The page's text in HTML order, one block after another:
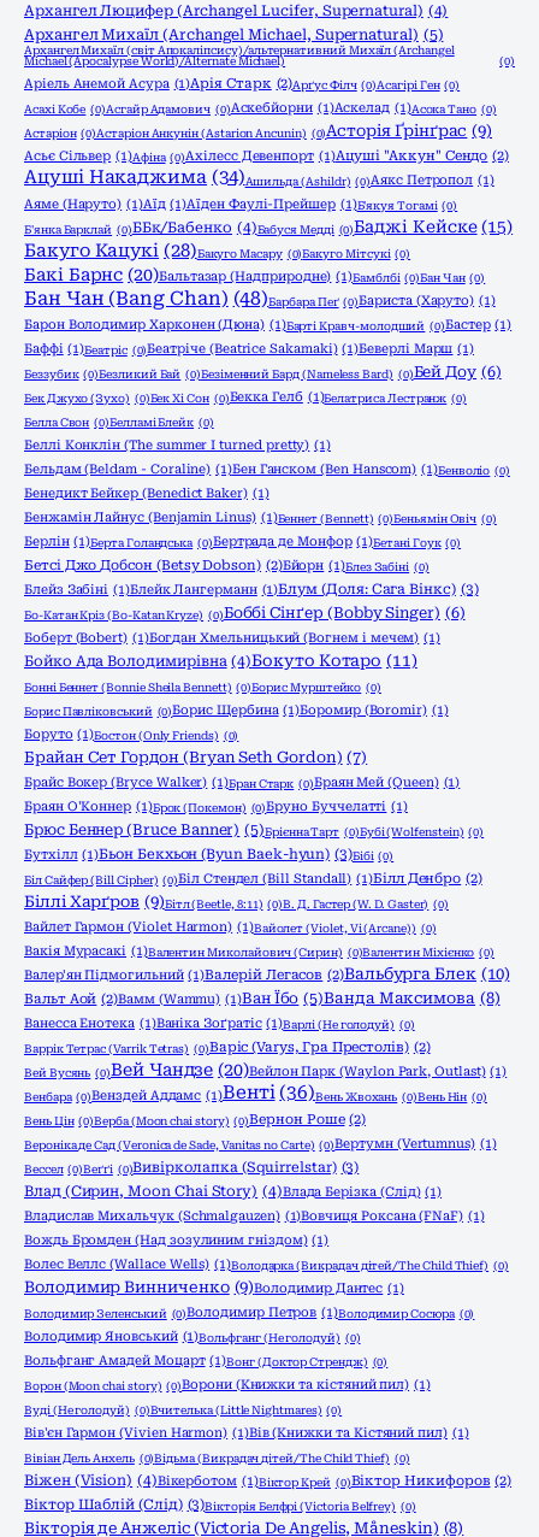
Архангел Люцифер (Archangel Lucifer, Supernatural) (4)
Архангел Михаїл (Archangel Michael, Supernatural) (5)
Архангел Михаїл (світ Апокаліпсису)/альтернативний Михаїл (Archangel
Michael (Apocalypse World)/Alternate Michael)
(0)
Аріель Анемой Асура (1)Арія Старк (2)Арґус Філч (0)Асагірі Ген (0)
Асахі Кобе (0)Асгайр Адамович (0)Аскебйорни (1)Аскелад (1)Асока Тано (0)
Астаріон (0)Астаріон Анкунін (Astarion Ancunin) (0)Асторія Ґрінґрас (9)
Асьє Сільвер (1)Афіна (0)Ахілесс Девенпорт (1)Ацуші "Аккун" Сендо (2)
Ацуші Накаджима (34)Ашильда (Ashildr) (0)Аякс Петропол (1)
Аяме (Наруто) (1)Аїд (1)Аїден Фаулі-Прейшер (1)Б'якуя Тогамі (0)
Б'янка Барклай (0)ББк/Бабенко (4)Бабуся Медді (0)Баджі Кейске (15)
Бакуго Кацукі (28)Бакуго Масару (0)Бакуго Мітсукі (0)
Бакі Барнс (20)Бальтазар (Надприродне) (1)Бамблбі (0)Бан Чан (0)
Бан Чан (Bang Chan) (48)Барбара Пеґ (0)Бариста (Харуто) (1)
Барон Володимир Харконен (Дюна) (1)Барті Кравч-молодший (0)Бастер (1)
Баффі (1)Беатріс (0)Беатріче (Beatrice Sakamaki) (1)Беверлі Марш (1)
Беззубик (0)Безликий Бай (0)Безіменний Бард (Nameless Bard) (0)Бей Доу (6)
Бек Джухо (Зухо) (0)Бек Хі Сон (0)Бекка Гелб (1)Белатриса Лестранж (0)
Белла Свон (0)Белламі Блейк (0)
Беллі Конклін (The summer I turned pretty) (1)
Бельдам (Beldam - Coraline) (1)Бен Ганском (Ben Hanscom) (1)Бенволіо (0)
Бенедикт Бейкер (Benedict Baker) (1)
Бенжамін Лайнус (Benjamin Linus) (1)Беннет (Bennett) (0)Беньямін Овіч (0)
Берлін (1)Берта Голандська (0)Бертрада де Монфор (1)Бетані Гоук (0)
Бетсі Джо Добсон (Betsy Dobson) (2)Бйорн (1)Блез Забіні (0)
Блейз Забіні (1)Блейк Лангерманн (1)Блум (Доля: Сага Вінкс) (3)
Бо-Катан Кріз (Bo-Katan Kryze) (0)Боббі Сінґер (Bobby Singer) (6)
Боберт (Bobert) (1)Богдан Хмельницький (Вогнем і мечем) (1)
Бойко Ада Володимирівна (4)Бокуто Котаро (11)
Бонні Беннет (Bonnie Sheila Bennett) (0)Борис Мурштейко (0)
Борис Павліковський (0)Борис Щербина (1)Боромир (Boromir) (1)
Боруто (1)Бостон (Only Friends) (0)
Брайан Сет Гордон (Bryan Seth Gordon) (7)
Брайс Вокер (Bryce Walker) (1)Бран Старк (0)Браян Мей (Queen) (1)
Браян О'Коннер (1)Брок (Покемон) (0)Бруно Буччелатті (1)
Брюс Беннер (Bruce Banner) (5)Брієнна Тарт (0)Бубі (Wolfenstein) (0)
Бутхілл (1)Бьон Бекхьон (Byun Baek-hyun) (3)Бібі (0)
Біл Сайфер (Bill Cipher) (0)Біл Стендел (Bill Standall) (1)Білл Денбро (2)
Біллі Харґров (9)Бітл (Beetle, 8:11) (0)В. Д. Гастер (W. D. Gaster) (0)
Вайлет Гармон (Violet Harmon) (1)Вайолет (Violet, Vi (Arcane)) (0)
Вакія Мурасакі (1)Валентин Миколайович (Сирин) (0)Валентин Міхієнко (0)
Валер'ян Підмогильний (1)Валерій Легасов (2)Вальбурга Блек (10)
Вальт Аой (2)Вамм (Wammu) (1)Ван Їбо (5)Ванда Максимова (8)
Ванесса Енотека (1)Ваніка Зоґратіс (1)Варлі (Не голодуй) (0)
Варрік Тетрас (Varrik Tetras) (0)Варіс (Varys, Гра Престолів) (2)
Вей Вусянь (0)Вей Чандзе (20)Вейлон Парк (Waylon Park, Outlast) (1)
Венбара (0)Венздей Аддамс (1)Венті (36)Вень Жвохань (0)Вень Нін (0)
Вень Цін (0)Верба (Moon chai story) (0)Вернон Роше (2)
Вероніка де Сад (Veronica de Sade, Vanitas no Carte) (0)Вертумн (Vertumnus) (1)
Вессел (0)Веґґі (0)Вивірколапка (Squirrelstar) (3)
Влад (Сирин, Moon Chai Story) (4)Влада Берізка (Слід) (1)
Владислав Михальчук (Schmalgauzen) (1)Вовчиця Роксана (FNaF) (1)
Вождь Бромден (Над зозулиним гніздом) (1)
Волес Веллс (Wallace Wells) (1)Володарка (Викрадач дітей/The Child Thief) (0)
Володимир Винниченко (9)Володимир Дантес (1)
Володимир Зеленський (0)Володимир Петров (1)Володимир Сосюра (0)
Володимир Яновський (1)Вольфганг (Не голодуй) (0)
Вольфганг Амадей Моцарт (1)Вонг (Доктор Стрендж) (0)
Ворон (Moon chai story) (0)Ворони (Книжки та кістяний пил) (1)
Вуді (Не голодуй) (0)Вчителька (Little Nightmares) (0)
Вів'єн Гармон (Vivien Harmon) (1)Вів (Книжки та Кістяний пил) (1)
Вівіан Дель Анхель (0)Відьма (Викрадач дітей/The Child Thief) (0)
Віжен (Vision) (4)Вікерботом (1)Віктор Крей (0)Віктор Никифоров (2)
Віктор Шаблій (Слід) (3)Вікторія Белфрі (Victoria Belfrey) (0)
Вікторія де Анжеліс (Victoria De Angelis, Måneskin) (8)